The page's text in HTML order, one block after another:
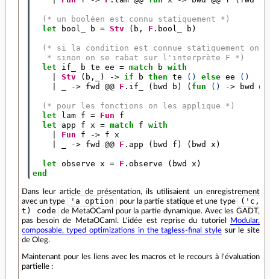
(* un booléen est connu statiquement *)
let
bool_ b = Stv ( b , F . bool_ b )
(* si la condition est connue statiquement on
   * sinon on se rabat sur l'interprète F *)
let
if_ b te ee = match b with
Stv ( b ,_) -> if b then te () else ee
()
-> fwd @@ F . if_ ( bwd b ) ( fun () -> bwd @@
(* pour les fonctions on les applique *)
let
lam f = Fun
f
let
app f x = match f with
Fun f -> f
x
-> fwd @@ F . app ( bwd f ) ( bwd x )
let observe x = F . observe ( bwd x )
end
Dans leur article de présentation, ils utilisaient un enregistrement
avec un type
'a option pour la partie statique et une type
('c,
t) code
de MetaOCaml pour la partie dynamique. Avec les GADT,
pas besoin de MetaOCaml. L'idée est reprise du tutoriel
Modular,
composable, typed optimizations in the tagless-final stylesur le site
de Oleg.
Maintenant pour les liens avec les macros et le recours à l'évaluation
partielle :